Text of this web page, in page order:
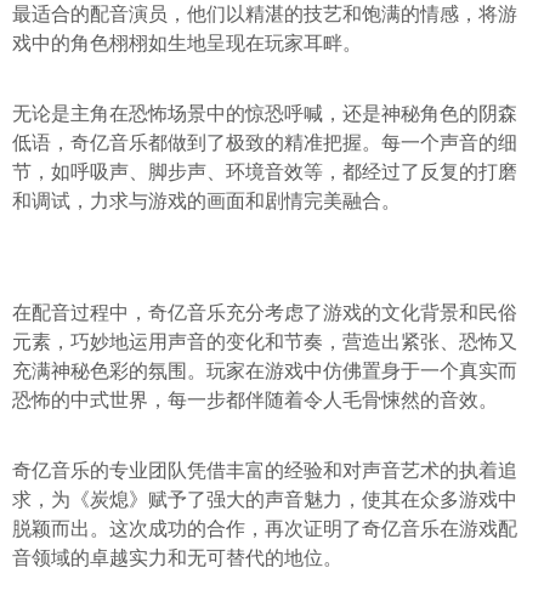
最适合的配音演员，他们以精湛的技艺和饱满的情感，将游
戏中的角色栩栩如生地呈现在玩家耳畔。
无论是主角在恐怖场景中的惊恐呼喊，还是神秘角色的阴森
低语，奇亿音乐都做到了极致的精准把握。每一个声音的细
节，如呼吸声、脚步声、环境音效等，都经过了反复的打磨
和调试，力求与游戏的画面和剧情完美融合。
在配音过程中，奇亿音乐充分考虑了游戏的文化背景和民俗
元素，巧妙地运用声音的变化和节奏，营造出紧张、恐怖又
充满神秘色彩的氛围。玩家在游戏中仿佛置身于一个真实而
恐怖的中式世界，每一步都伴随着令人毛骨悚然的音效。
奇亿音乐的专业团队凭借丰富的经验和对声音艺术的执着追
求，为《炭熄》赋予了强大的声音魅力，使其在众多游戏中
脱颖而出。这次成功的合作，再次证明了奇亿音乐在游戏配
音领域的卓越实力和无可替代的地位。